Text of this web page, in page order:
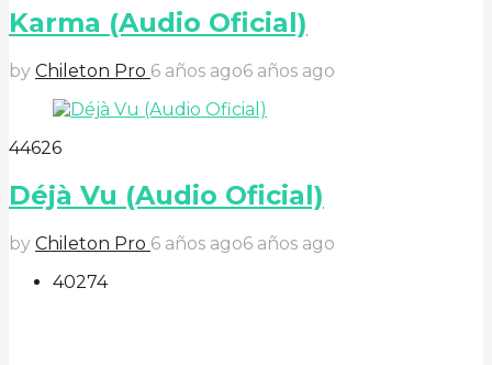
Karma (Audio Oficial)
by Chileton Pro 6 años ago6 años ago
44626
Déjà Vu (Audio Oficial)
by Chileton Pro 6 años ago6 años ago
40274